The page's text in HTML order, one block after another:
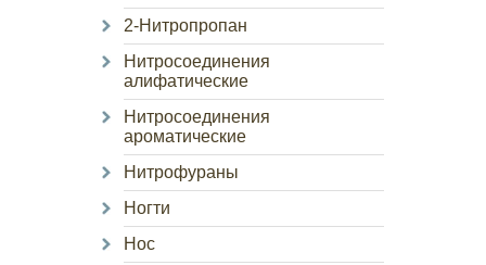
2-Нитропропан
Нитросоединения
алифатические
Нитросоединения
ароматические
Нитрофураны
Ногти
Нос